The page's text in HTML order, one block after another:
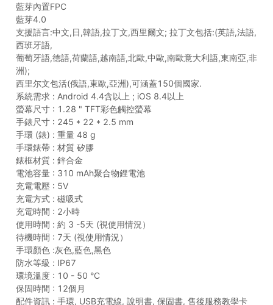
藍芽內置FPC
藍芽4.0
支援語言:中文,日,韓語,拉丁文,西里爾文; 拉丁文包括:(英語,法語,
西班牙語,
葡萄牙語,德語,荷蘭語,越南語,北歐,中歐,南歐意大利語,東南亞,非
洲);
西里尔文包活(俄語,東歐,亞洲),可涵蓋150個國家.
系統需求 : Android 4.4含以上 ; iOS 8.4以上
螢幕尺寸 : 1.28 " TFT彩色觸控螢幕
手錶尺寸 : 245 * 22 * 2.5 mm
手環 (錶) : 重量 48 g
手環錶帶 : 材質 矽膠
錶框材質 : 鋅合金
電池容量 : 310 mAh聚合物鋰電池
充電電壓 : 5V
充電方式 : 磁吸式
充電時間 : 2小時
使用時間 : 約 3 -5天 (視使用情況）
待機時間 : 7天 (視使用情況）
手環顏色 :灰色,藍色,黑色
防水等級 : IP67
環境溫度 : 10 - 50 °C
保固時間 : 12個月
配件資訊 : 手環, USB充電線, 說明書, 保固書, 售後服務教學卡